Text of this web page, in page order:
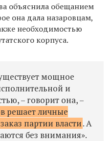
объяснила обещанием
она дала назаровцам,
необходимостью
корпуса.
мощное
и
– говорит она, –
решает личные
партии власти. А
без внимания».